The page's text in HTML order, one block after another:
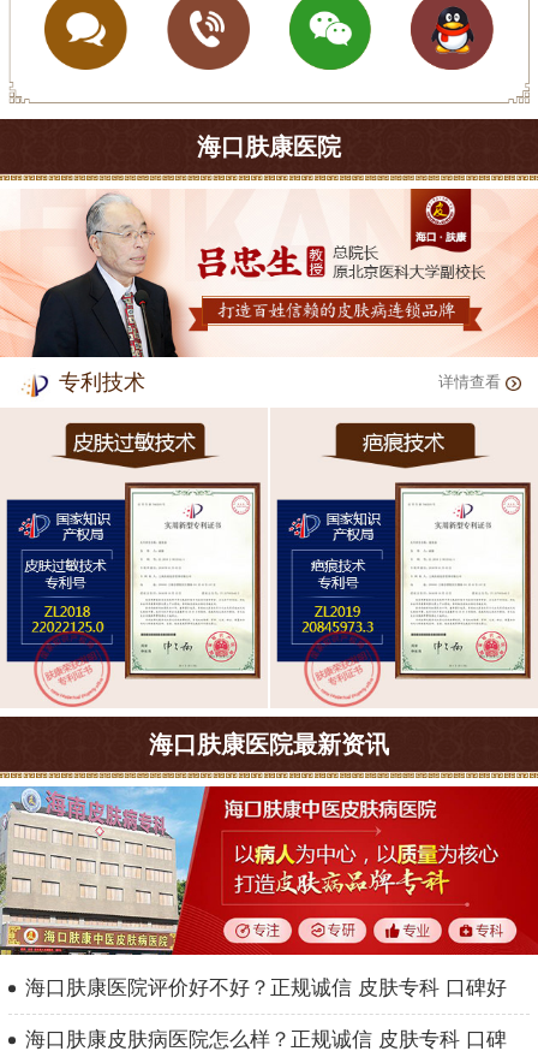
海口肤康医院
专利技术 详情查看
海口肤康医院最新资讯
海口肤康医院评价好不好？正规诚信 皮肤专科 口碑好
海口肤康皮肤病医院怎么样？正规诚信 皮肤专科 口碑